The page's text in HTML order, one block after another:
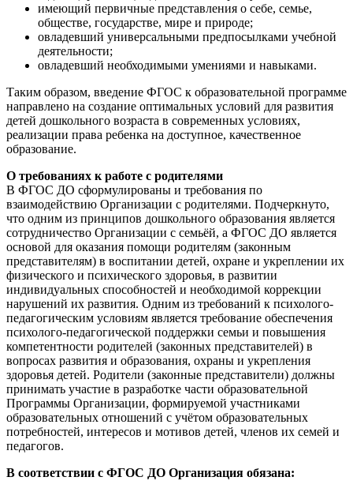
имеющий первичные представления о себе, семье,
обществе, государстве, мире и природе;
овладевший универсальными предпосылками учебной
деятельности;
овладевший необходимыми умениями и навыками.
Таким образом, введение ФГОС к образовательной программе
направлено на создание оптимальных условий для развития
детей дошкольного возраста в современных условиях,
реализации права ребенка на доступное, качественное
образование.
О требованиях к работе с родителями
В ФГОС ДО сформулированы и требования по
взаимодействию Организации с родителями. Подчеркнуто,
что одним из принципов дошкольного образования является
сотрудничество Организации с семьёй, а ФГОС ДО является
основой для оказания помощи родителям (законным
представителям) в воспитании детей, охране и укреплении их
физического и психического здоровья, в развитии
индивидуальных способностей и необходимой коррекции
нарушений их развития. Одним из требований к психолого-
педагогическим условиям является требование обеспечения
психолого-педагогической поддержки семьи и повышения
компетентности родителей (законных представителей) в
вопросах развития и образования, охраны и укрепления
здоровья детей. Родители (законные представители) должны
принимать участие в разработке части образовательной
Программы Организации, формируемой участниками
образовательных отношений с учётом образовательных
потребностей, интересов и мотивов детей, членов их семей и
педагогов.
В соответствии с ФГОС ДО Организация обязана: